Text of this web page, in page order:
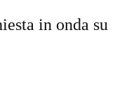
in onda su